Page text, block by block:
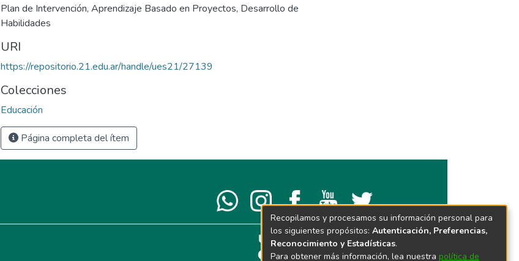
Plan de Intervención, Aprendizaje Basado en Proyectos, Desarrollo de
Habilidades
URI
https://repositorio.21.edu.ar/handle/ues21/27139
Colecciones
Educación
Página completa del ítem
Recopilamos y procesamos su información personal para
los siguientes propósitos: Autenticación, Preferencias,
Reconocimiento y Estadísticas.
Para obtener más información, lea nuestra política de